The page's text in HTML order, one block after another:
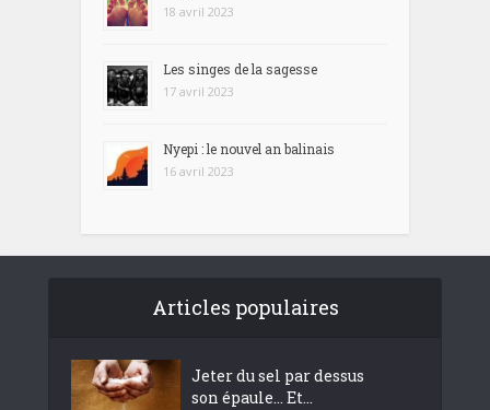
18 avril 2023
Les singes de la sagesse
17 avril 2023
Nyepi : le nouvel an balinais
16 avril 2023
Articles populaires
Jeter du sel par dessus
son épaule… Et...